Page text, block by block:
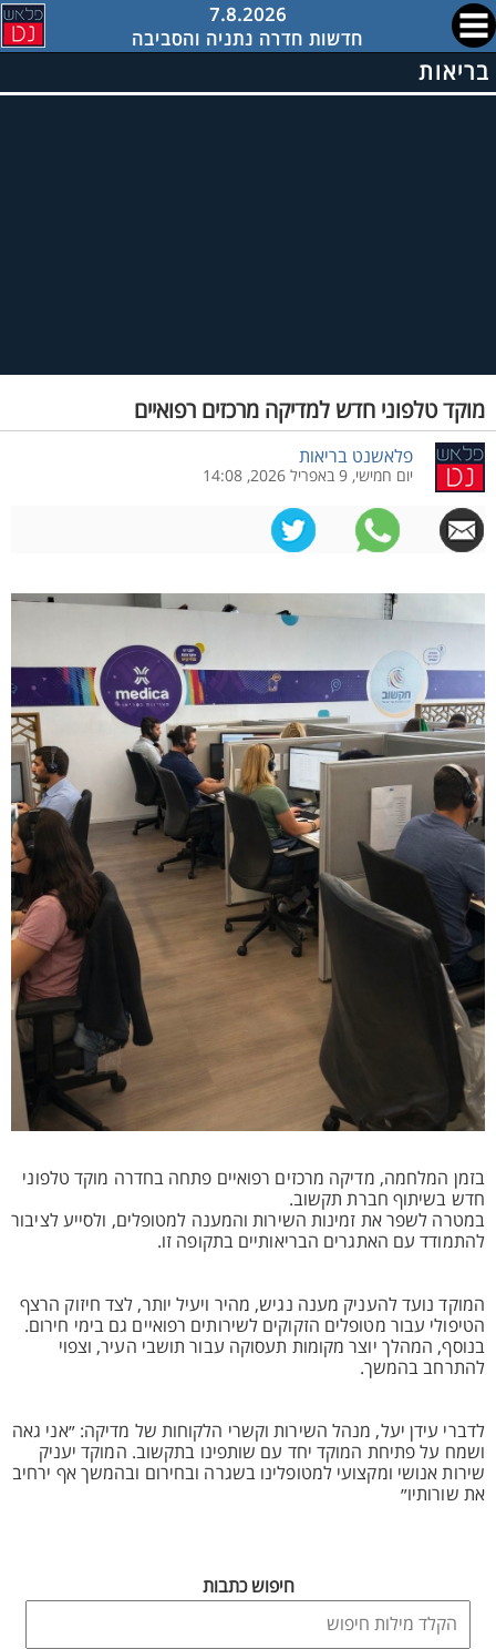
7.8.2026
חדשות חדרה נתניה והסביבה
בריאות
מוקד טלפוני חדש למדיקה מרכזים רפואיים
פלאשנט בריאות
יום חמישי, 9 באפריל 2026, 14:08
בזמן המלחמה, מדיקה מרכזים רפואיים פתחה בחדרה מוקד טלפוני
חדש בשיתוף חברת תקשוב.
במטרה לשפר את זמינות השירות והמענה למטופלים, ולסייע לציבור
להתמודד עם האתגרים הבריאותיים בתקופה זו.
המוקד נועד להעניק מענה נגיש, מהיר ויעיל יותר, לצד חיזוק הרצף
הטיפולי עבור מטופלים הזקוקים לשירותים רפואיים גם בימי חירום.
בנוסף, המהלך יוצר מקומות תעסוקה עבור תושבי העיר, וצפוי
להתרחב בהמשך.
לדברי עידן יעל, מנהל השירות וקשרי הלקוחות של מדיקה: ״אני גאה
ושמח על פתיחת המוקד יחד עם שותפינו בתקשוב. המוקד יעניק
שירות אנושי ומקצועי למטופלינו בשגרה ובחירום ובהמשך אף ירחיב
את שורותיו״
חיפוש כתבות